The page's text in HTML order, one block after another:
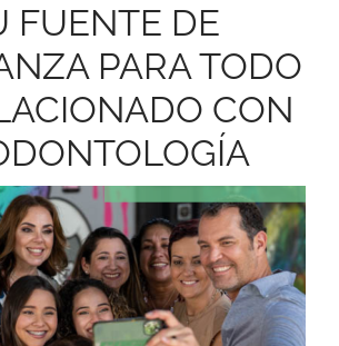
FUENTE DE
PARA TODO
CON